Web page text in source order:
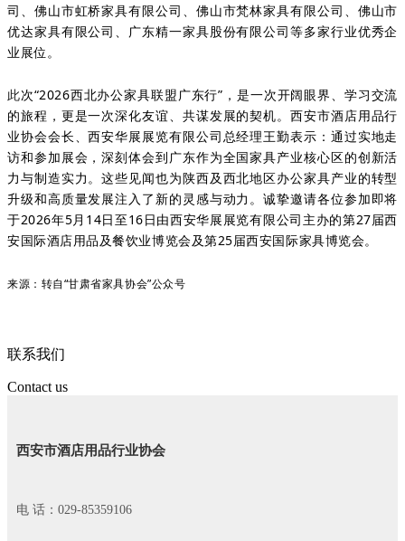
司、佛山市虹桥家具有限公司、佛山市梵林家具有限公司、佛山市
优达家具有限公司、广东精一家具股份有限公司等多家行业优秀企
业展位。
此次“2026西北办公家具联盟广东行”，是一次开阔眼界、学习交流
的旅程，更是一次深化友谊、共谋发展的契机。西安市酒店用品行
业协会会长、西安华展展览有限公司总经理王勤表示： 通过实地走
访和参加展会，深刻体会到广东作为全国家具产业核心区的创新活
力与制造实力。这些见闻也为陕西及西北地区办公家具产业的转型
升级和高质量发展注入了新的灵感与动力。诚挚邀请各位参加即将
于2026年5月14日至16日由西安华展展览有限公司主办的第27届西
安国际酒店用品及餐饮业博览会及第25届西安国际家具博览会。
来源：转自“甘肃省家具协会”公众号
联系我们
Contact us
西安市酒店用品行业协会
电 话：029-85359106